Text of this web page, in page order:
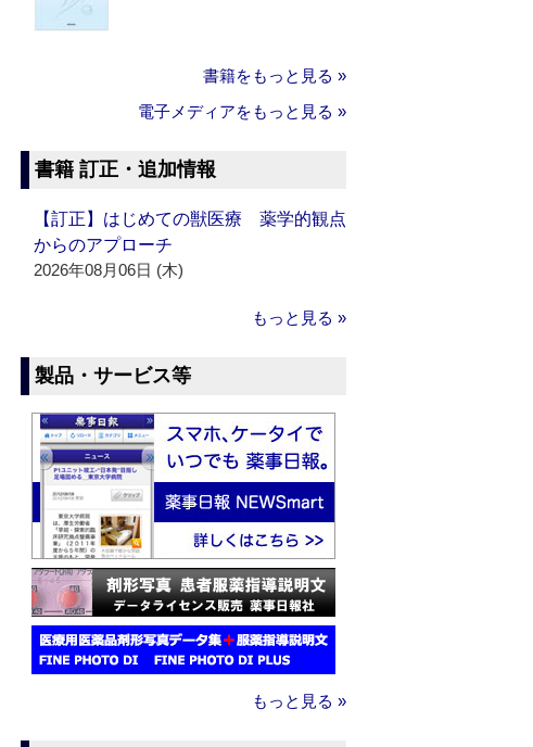
書籍をもっと見る »
電子メディアをもっと見る »
書籍 訂正・追加情報
【訂正】はじめての獣医療 薬学的観点
からのアプローチ
2026年08月06日 (木)
もっと見る »
製品・サービス等
もっと見る »